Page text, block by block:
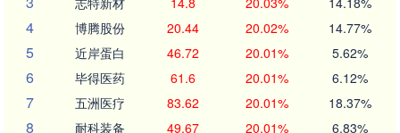
4 博腾股份 20.44 20.02% 14.77%
5 近岸蛋白 46.72 20.01% 5.62%
6 毕得医药 61.6 20.01% 6.12%
7 五洲医疗 83.62 20.01% 18.37%
8 耐科装备 49.67 20.01% 6.83%